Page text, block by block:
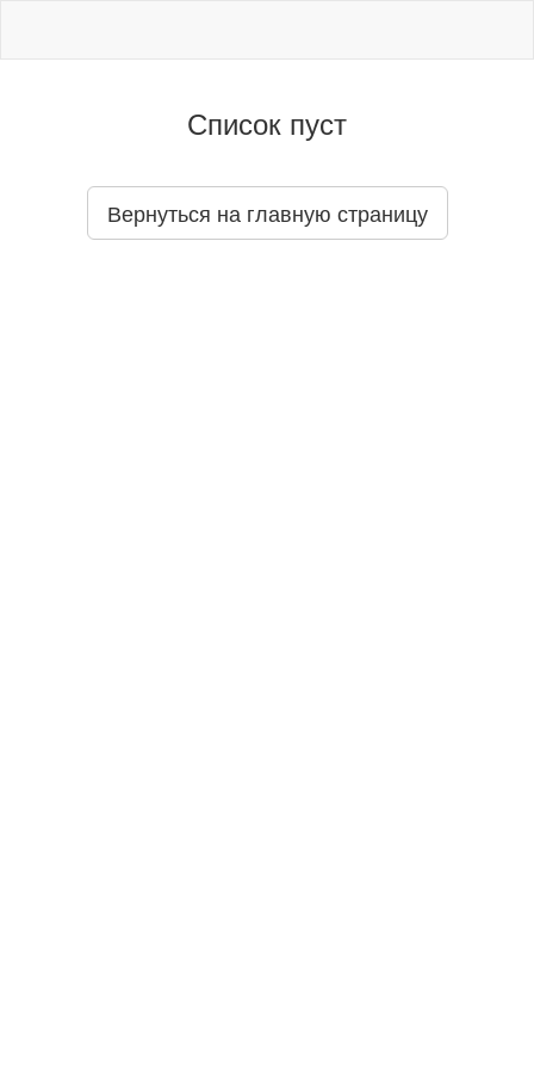
Список пуст
Вернуться на главную страницу